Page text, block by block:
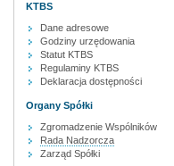
KTBS
Dane adresowe
Godziny urzędowania
Statut KTBS
Regulaminy KTBS
Deklaracja dostępności
Organy Spółki
Zgromadzenie Wspólników
Rada Nadzorcza
Zarząd Spółki